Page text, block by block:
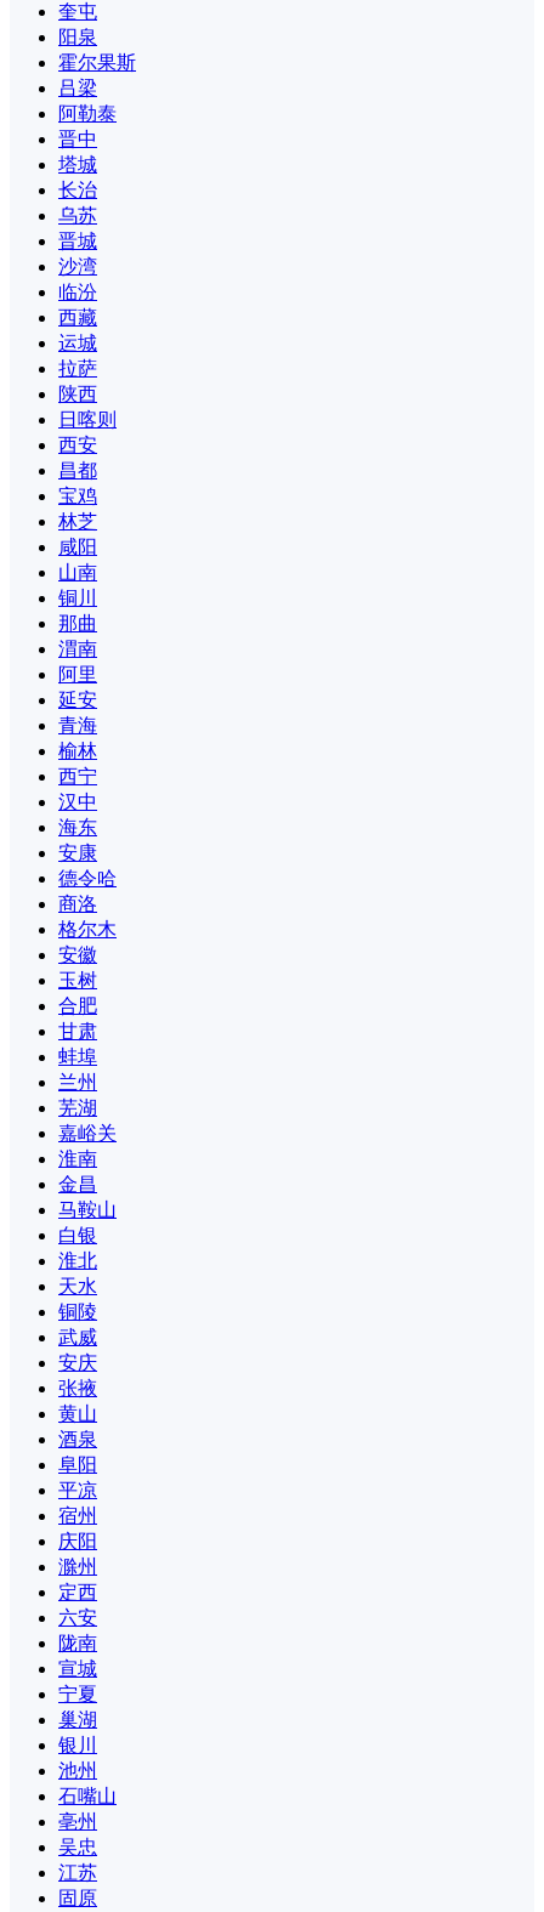
奎屯
阳泉
霍尔果斯
吕梁
阿勒泰
晋中
塔城
长治
乌苏
晋城
沙湾
临汾
西藏
运城
拉萨
陕西
日喀则
西安
昌都
宝鸡
林芝
咸阳
山南
铜川
那曲
渭南
阿里
延安
青海
榆林
西宁
汉中
海东
安康
德令哈
商洛
格尔木
安徽
玉树
合肥
甘肃
蚌埠
兰州
芜湖
嘉峪关
淮南
金昌
马鞍山
白银
淮北
天水
铜陵
武威
安庆
张掖
黄山
酒泉
阜阳
平凉
宿州
庆阳
滁州
定西
六安
陇南
宣城
宁夏
巢湖
银川
池州
石嘴山
亳州
吴忠
江苏
固原